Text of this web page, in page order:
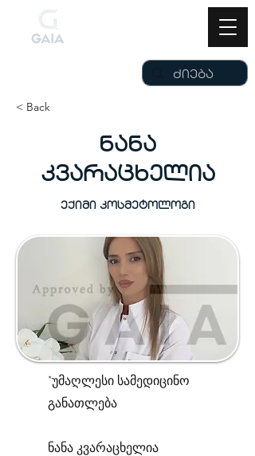
< Back
ნანა
კვარაცხელია
ექიმი კოსმეტოლოგი
*უმაღლესი სამედიცინო
განათლება
ნანა კვარაცხელია